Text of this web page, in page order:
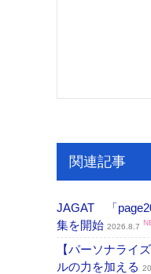
関連記事
JAGAT 「
集を開始 2026.8.7
【パーソナラ
ルの力を加える